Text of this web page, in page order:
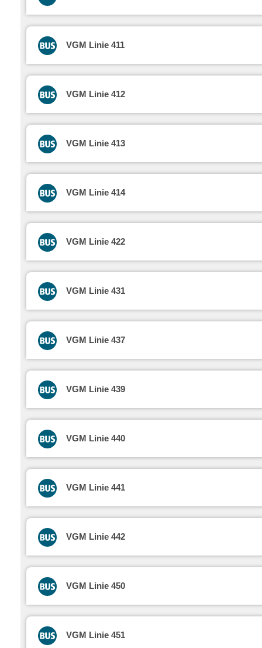
VGM Linie 411
VGM Linie 412
VGM Linie 413
VGM Linie 414
VGM Linie 422
VGM Linie 431
VGM Linie 437
VGM Linie 439
VGM Linie 440
VGM Linie 441
VGM Linie 442
VGM Linie 450
VGM Linie 451